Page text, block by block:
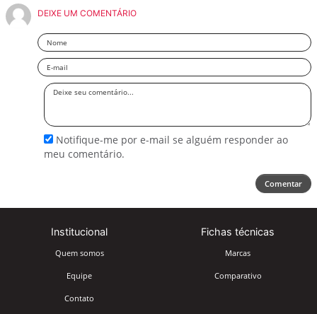
DEIXE UM COMENTÁRIO
Nome
Email
Deixe
Notifique-me por e-mail se alguém responder ao
meu comentário.
Comentar
Institucional
Quem somos
Equipe
Contato
Fichas técnicas
Marcas
Comparativo